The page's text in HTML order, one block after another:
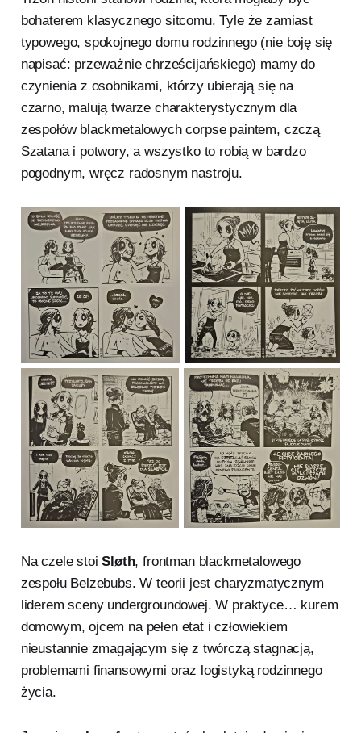
bohaterem klasycznego sitcomu. Tyle że zamiast
typowego, spokojnego domu rodzinnego (nie boję się
napisać: przeważnie chrześcijańskiego) mamy do
czynienia z osobnikami, którzy ubierają się na
czarno, malują twarze charakterystycznym dla
zespołów blackmetalowych corpse paintem, czczą
Szatana i potwory, a wszystko to robią w bardzo
pogodnym, wręcz radosnym nastroju.
Na czele stoiSløth, frontman blackmetalowego
zespołu Belzebubs. W teorii jest charyzmatycznym
liderem sceny undergroundowej. W praktyce… kurem
domowym, ojcem na pełen etat i człowiekiem
nieustannie zmagającym się z twórczą stagnacją,
problemami finansowymi oraz logistyką rodzinnego
życia.